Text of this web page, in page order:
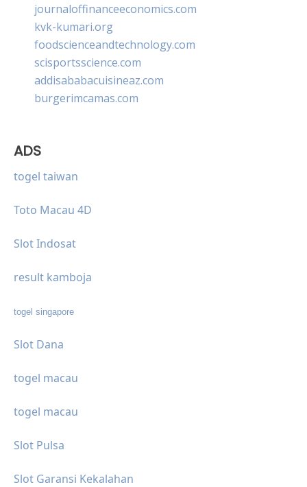
journaloffinanceeconomics.com
kvk-kumari.org
foodscienceandtechnology.com
scisportsscience.com
addisababacuisineaz.com
burgerimcamas.com
ADS
togel taiwan
Toto Macau 4D
Slot Indosat
result kamboja
togel singapore
Slot Dana
togel macau
togel macau
Slot Pulsa
Slot Garansi Kekalahan